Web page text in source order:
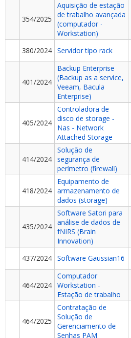
354/2025
Aquisição de estação
de trabalho avançada
(computador -
Workstation)
380/2024 Servidor tipo rack
401/2024
Backup Enterprise
(Backup as a service,
Veeam, Bacula
Enterprise)
405/2024
Controladora de
disco de storage -
Nas - Network
Attached Storage
414/2024
Solução de
segurança de
perímetro (firewall)
418/2024
Equipamento de
armazenamento de
dados (storage)
435/2024
Software Satori para
análise de dados de
fNIRS (Brain
Innovation)
437/2024 Software Gaussian16
464/2024
Computador
Workstation -
Estação de trabalho
464/2025
Contratação de
Solução de
Gerenciamento de
Senhas PAM